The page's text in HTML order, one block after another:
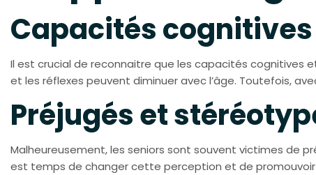
Capacités
Il est crucial de reconnaitre que les capacités cognitives
et les réflexes peuvent diminuer avec l’âge. Toutefois,
Préjugés et
Malheureusement, les seniors sont souvent victimes de
est temps de changer cette perception et de